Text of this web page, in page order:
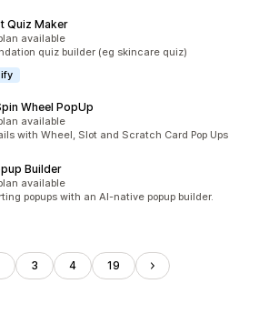
Quiz Maker
available
quiz builder (eg skincare quiz)
Wheel PopUp
available
with Wheel, Slot and Scratch Card Pop Ups
Builder
available
popups with an AI-native popup builder.
3 4 19